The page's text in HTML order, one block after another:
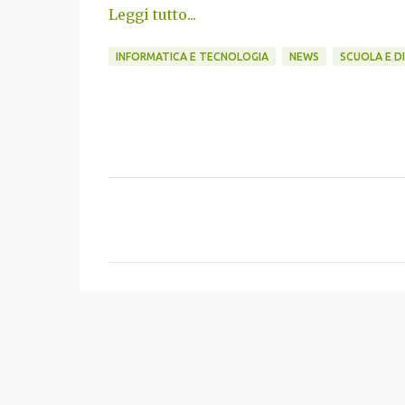
Leggi tutto...
INFORMATICA E TECNOLOGIA NEWS SCUOLA E